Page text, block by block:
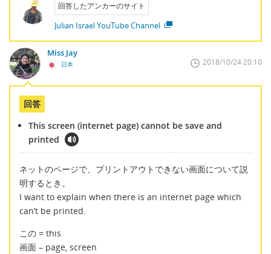
回答したアンカーのサイト
Julian Israel YouTube Channel
Miss Jay
日本 2018/10/24 20:10
回答
This screen (internet page) cannot be save and
printed
ネットのページで、プリントアウトできない画面について説
明するとき。
I want to explain when there is an internet page which
can’t be printed.
この = this
画面 – page, screen